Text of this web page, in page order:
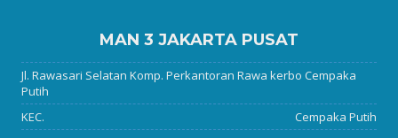
MAN 3 JAKARTA PUSAT
Jl. Rawasari Selatan Komp. Perkantoran Rawa kerbo Cempaka
Putih
KEC.
Cempaka Putih